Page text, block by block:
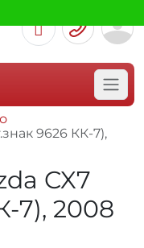
9626 КК-7),
CX7
7), 2008